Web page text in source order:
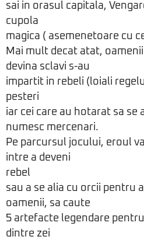
sai in orasul capitala,
cupola
magica ( asemenetoare cu
Mai mult decat atat,
devina sclavi s-au
impartit in rebeli (loiali
pesteri
iar cei care au hotarat sa se
numesc mercenari.
Pe parcursul jocului, eroul
intre a deveni
rebel
sau a se alia cu orcii pentru
oamenii, sa caute
5 artefacte legendare
dintre zei